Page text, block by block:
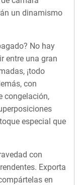
un dinamismo
No hay
entre una gran
¡todo
con
congelación,
especial que
con
Exporta
en